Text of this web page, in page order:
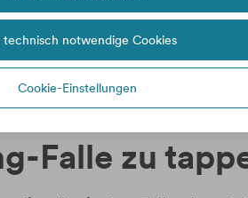
technisch notwendige Cookies
Cookie-Einstellungen
Sie die Situation!
Ihre Bank und
muss.
Voraussetzungen zustande
schriftlich ihr
Falle zu